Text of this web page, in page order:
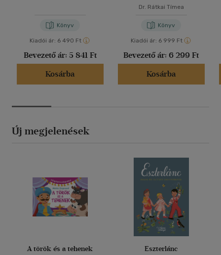
Könyv
Kiadói ár: 6 490 Ft
Bevezető ár: 5 841 Ft
Kosárba
Dr. Rátkai Tímea
Könyv
Kiadói ár: 6 999 Ft
Bevezető ár: 6 299 Ft
Kosárba
Új megjelenések
A török és a tehenek Eszterlánc